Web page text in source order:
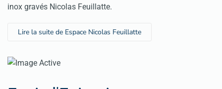
inox gravés Nicolas Feuillatte.
Lire la suite de Espace Nicolas Feuillatte